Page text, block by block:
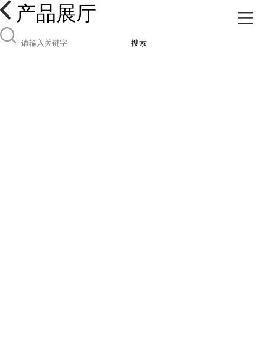
产品展厅
搜索